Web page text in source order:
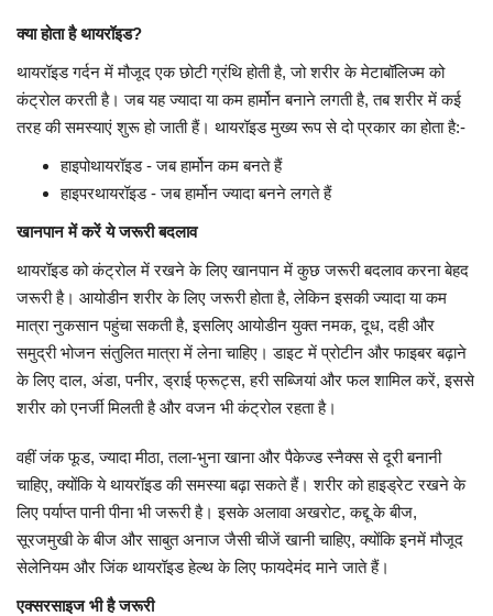
खेल
ब्रेकिंग न्यूज़
व्यापार
टेक न्यूज़
क्या होता है थायरॉइड?
थायरॉइड गर्दन में मौजूद एक छोटी ग्रंथि होती है, जो शरीर के मेटाबॉलिज्म को
कंट्रोल करती है। जब यह ज्यादा या कम हार्मोन बनाने लगती है, तब शरीर में कई
तरह की समस्याएं शुरू हो जाती हैं। थायरॉइड मुख्य रूप से दो प्रकार का होता है:-
हाइपोथायरॉइड - जब हार्मोन कम बनते हैं
हाइपरथायरॉइड - जब हार्मोन ज्यादा बनने लगते हैं
खानपान में करें ये जरूरी बदलाव
थायरॉइड को कंट्रोल में रखने के लिए खानपान में कुछ जरूरी बदलाव करना बेहद
जरूरी है। आयोडीन शरीर के लिए जरूरी होता है, लेकिन इसकी ज्यादा या कम
मात्रा नुकसान पहुंचा सकती है, इसलिए आयोडीन युक्त नमक, दूध, दही और
समुद्री भोजन संतुलित मात्रा में लेना चाहिए। डाइट में प्रोटीन और फाइबर बढ़ाने
के लिए दाल, अंडा, पनीर, ड्राई फ्रूट्स, हरी सब्जियां और फल शामिल करें, इससे
शरीर को एनर्जी मिलती है और वजन भी कंट्रोल रहता है।
वहीं जंक फूड, ज्यादा मीठा, तला-भुना खाना और पैकेज्ड स्नैक्स से दूरी बनानी
चाहिए, क्योंकि ये थायरॉइड की समस्या बढ़ा सकते हैं। शरीर को हाइड्रेट रखने के
लिए पर्याप्त पानी पीना भी जरूरी है। इसके अलावा अखरोट, कद्दू के बीज,
सूरजमुखी के बीज और साबुत अनाज जैसी चीजें खानी चाहिए, क्योंकि इनमें मौजूद
सेलेनियम और जिंक थायरॉइड हेल्थ के लिए फायदेमंद माने जाते हैं।
एक्सरसाइज भी है जरूरी